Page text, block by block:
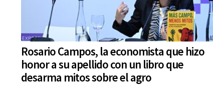
Rosario Campos, la economista que hizo
honor a su apellido con un libro que
desarma mitos sobre el agro